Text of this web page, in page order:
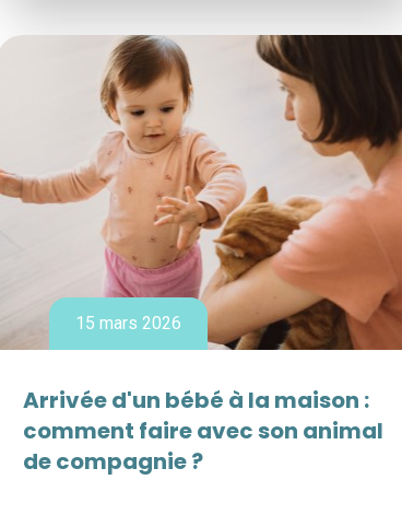
15 mars 2026
Arrivée d'un bébé à la maison :
comment faire avec son animal
de compagnie ?